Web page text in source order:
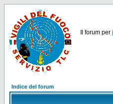
Il forum per
Indice del forum